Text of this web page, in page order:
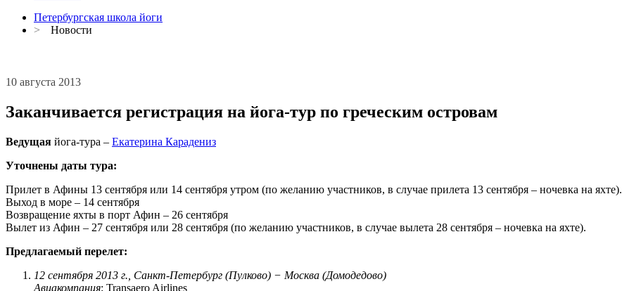
Петербургская школа йоги
>
Новости
10 августа 2013
Заканчивается регистрация на йога-тур по греческим островам
Ведущая йога-тура – Екатерина Карадениз
Уточнены даты тура:
Прилет в Афины 13 сентября или 14 сентября утром (по желанию участников, в случае прилета 13 сентября – ночевка на яхте).
Выход в море – 14 сентября
Возвращение яхты в порт Афин – 26 сентября
Вылет из Афин – 27 сентября или 28 сентября (по желанию участников, в случае вылета 28 сентября – ночевка на яхте).
Предлагаемый перелет:
12 cентября 2013 г., Санкт-Петербург (Пулково) − Москва (Домодедово)
Авиакомпания: Transaero Airlines